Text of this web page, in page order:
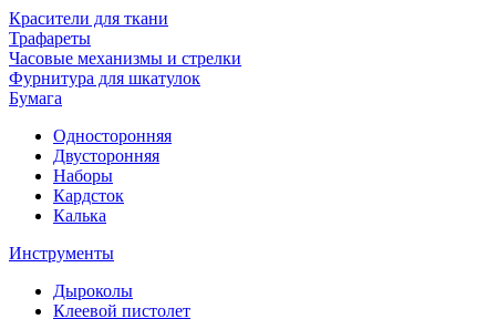
Красители для ткани
Трафареты
Часовые механизмы и стрелки
Фурнитура для шкатулок
Бумага
Односторонняя
Двусторонняя
Наборы
Кардсток
Калька
Инструменты
Дыроколы
Клеевой пистолет